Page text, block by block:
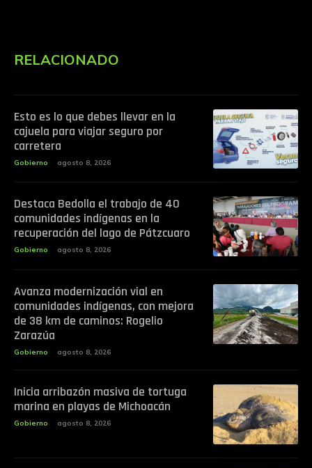
RELACIONADO
Esto es lo que debes llevar en la
cajuela para viajar seguro por
carretera
Gobierno agosto 8, 2026
Destaca Bedolla el trabajo de 40
comunidades indígenas en la
recuperación del lago de Pátzcuaro
Gobierno agosto 8, 2026
Avanza modernización vial en
comunidades indígenas, con mejora
de 38 km de caminos: Rogelio
Zarazúa
Gobierno agosto 8, 2026
Inicia arribazón masiva de tortuga
marina en playas de Michoacán
Gobierno agosto 8, 2026